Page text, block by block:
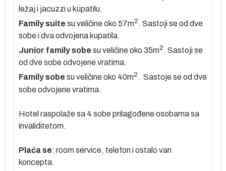
ležaj i jacuzzi u kupatilu.
Family suite su veličine oko 57m2 . Sastoji se od dve
sobe i dva odvojena kupatila.
Junior family sobe su veličine oko 35m2. Sastoji se
od dve sobe odvojene vratima.
Family sobe su veličine oko 40m2. Sastoje se od dve
sobe odvojene vratima.
Hotel raspolaže sa 4 sobe prilagođene osobama sa
invaliditetom.
Plaća se: room service, telefon i ostalo van
koncepta.